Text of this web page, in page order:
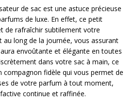
de sac est une astuce précieuse
de luxe. En effet, ce petit
de rafraîchir subtilement votre
long de la journée, vous assurant
envoûtante et élégante en toutes
dans votre sac à main, ce
compagnon fidèle qui vous permet de
de votre parfum à tout moment,
continue et raffinée.